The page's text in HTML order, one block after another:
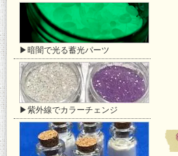
▶暗闇で光る蓄光パーツ
▶紫外線でカラーチェンジ